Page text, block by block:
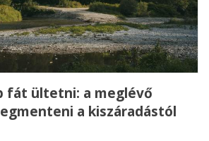
fát ültetni: a meglévő
a kiszáradástól